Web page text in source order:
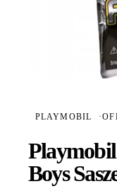
PLAYMOBIL ·
Boys